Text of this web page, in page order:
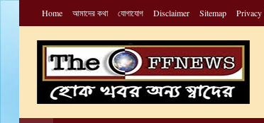
Home আমাদের কথা যোগাযোগ Disclaimer Sitemap